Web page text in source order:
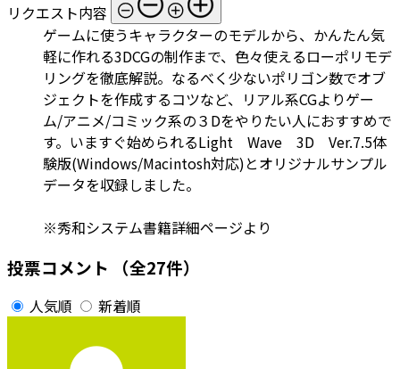
リクエスト内容
ゲームに使うキャラクターのモデルから、かんたん気
軽に作れる3DCGの制作まで、色々使えるローポリモデ
リングを徹底解説。なるべく少ないポリゴン数でオブ
ジェクトを作成するコツなど、リアル系CGよりゲー
ム/アニメ/コミック系の３Dをやりたい人におすすめで
す。いますぐ始められるLight Wave 3D Ver.7.5体
験版(Windows/Macintosh対応)とオリジナルサンプル
データを収録しました。
※秀和システム書籍詳細ページより
投票コメント （全27件）
人気順 新着順